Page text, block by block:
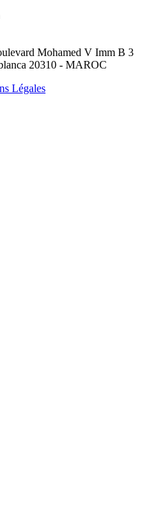
Mohamed V Imm B 3
20310 - MAROC
Légales